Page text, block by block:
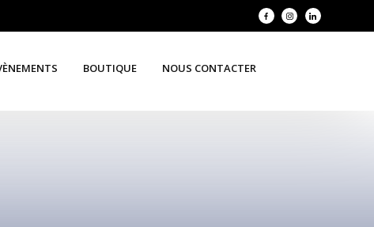
BOUTIQUE NOUS CONTACTER